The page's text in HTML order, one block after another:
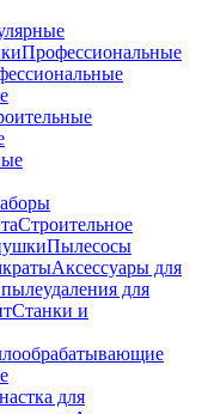
Профессиональные
Строительное
Пылесосы
Аксессуары для
для
Станки и
для